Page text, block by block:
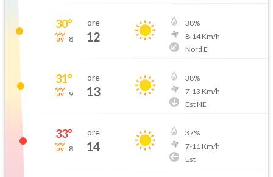
30°
8
ore
12
38%
8-14Km/h
Nord E
31°
9
ore
13
38%
7-13 Km/h
Est NE
33°
8
ore
14
37%
7-11 Km/h
Est